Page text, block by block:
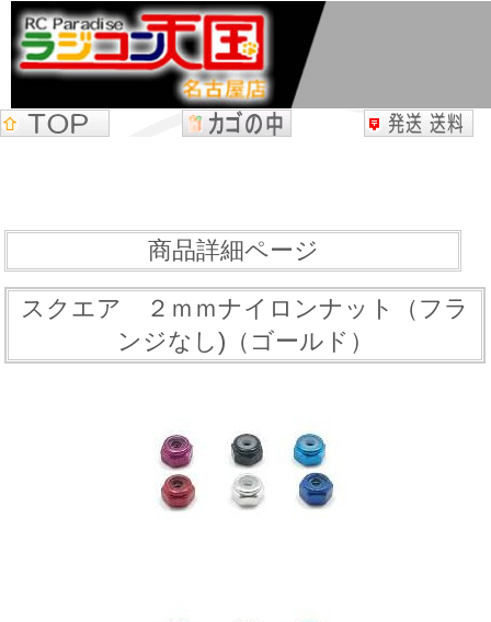
商品詳細ページ
スクエア ２ｍｍナイロンナット（フラ
ンジなし)（ゴールド）